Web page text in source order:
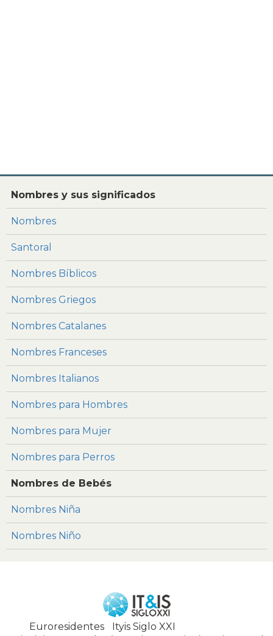
Nombres y sus significados
Nombres
Santoral
Nombres Bíblicos
Nombres Griegos
Nombres Catalanes
Nombres Franceses
Nombres Italianos
Nombres para Hombres
Nombres para Mujer
Nombres para Perros
Nombres de Bebés
Nombres Niña
Nombres Niño
Euroresidentes| Ityis Siglo XXI